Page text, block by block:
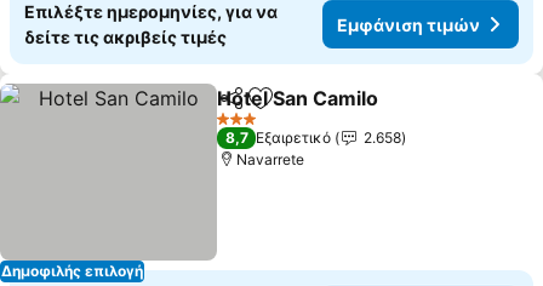
Επιλέξτε ημερομηνίες, για να
δείτε τις ακριβείς τιμές
Εμφάνιση τιμών
Δημοφιλής επιλογή
Κοινοποίηση
Προσθήκη στα αγαπημένα
Hotel San Camilo
3 Αστέρια
8,7 Εξαιρετικό
2.658
Navarrete